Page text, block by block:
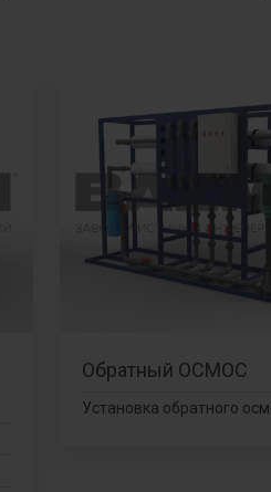
Обратный ОСМОС
Установка обратного